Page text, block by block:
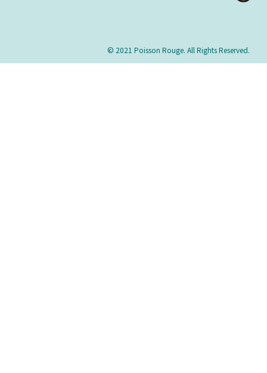
© 2021 Poisson Rouge. All Rights Reserved.